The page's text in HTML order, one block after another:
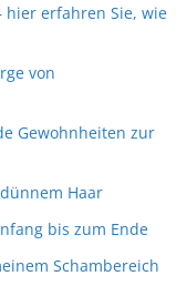
hier erfahren Sie, wie
von
Gewohnheiten zur
Haar
bis zum Ende
Schambereich